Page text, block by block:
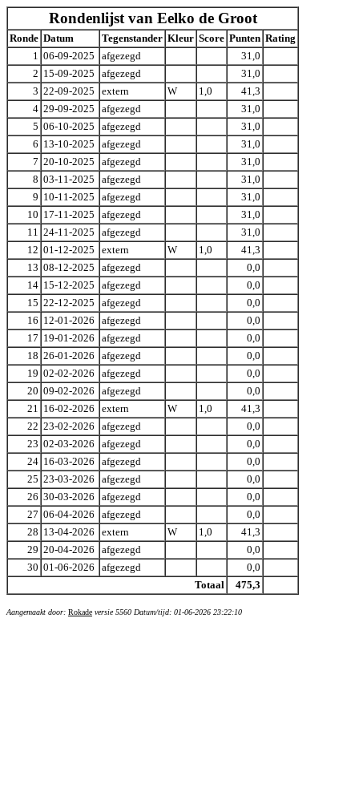
Rondenlijst van Eelko de Groot
Ronde Datum Tegenstander Kleur Score Punten Rating
1 06-09-2025 afgezegd
31,0
2 15-09-2025 afgezegd
31,0
3 22-09-2025 extern W 1,0
41,3
4 29-09-2025 afgezegd
31,0
5 06-10-2025 afgezegd
31,0
6 13-10-2025 afgezegd
31,0
7 20-10-2025 afgezegd
31,0
8 03-11-2025 afgezegd
31,0
9 10-11-2025 afgezegd
31,0
10 17-11-2025 afgezegd
31,0
11 24-11-2025 afgezegd
31,0
12 01-12-2025 extern W 1,0
41,3
13 08-12-2025 afgezegd
0,0
14 15-12-2025 afgezegd
0,0
15 22-12-2025 afgezegd
0,0
16 12-01-2026 afgezegd
0,0
17 19-01-2026 afgezegd
0,0
18 26-01-2026 afgezegd
0,0
19 02-02-2026 afgezegd
0,0
20 09-02-2026 afgezegd
0,0
21 16-02-2026 extern W 1,0
41,3
22 23-02-2026 afgezegd
0,0
23 02-03-2026 afgezegd
0,0
24 16-03-2026 afgezegd
0,0
25 23-03-2026 afgezegd
0,0
26 30-03-2026 afgezegd
0,0
27 06-04-2026 afgezegd
0,0
28 13-04-2026 extern W 1,0
41,3
29 20-04-2026 afgezegd
0,0
30 01-06-2026 afgezegd
0,0
Totaal
475,3
Aangemaakt door: Rokade versie 5560 Datum/tijd: 01-06-2026 23:22:10